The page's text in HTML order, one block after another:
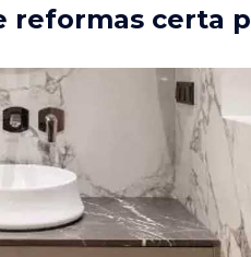
reformas certa